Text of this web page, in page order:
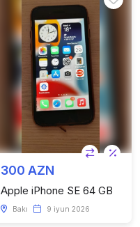
300 AZN
Apple iPhone SE 64 GB
Bakı 9 iyun 2026